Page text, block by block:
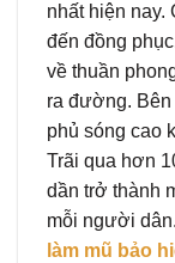
nhất hiện nay.
đến đồng
về thuần
ra đường. Bên
phủ sóng cao
Trãi qua hơn
dần trở thành
mỗi người
làm mũ bảo